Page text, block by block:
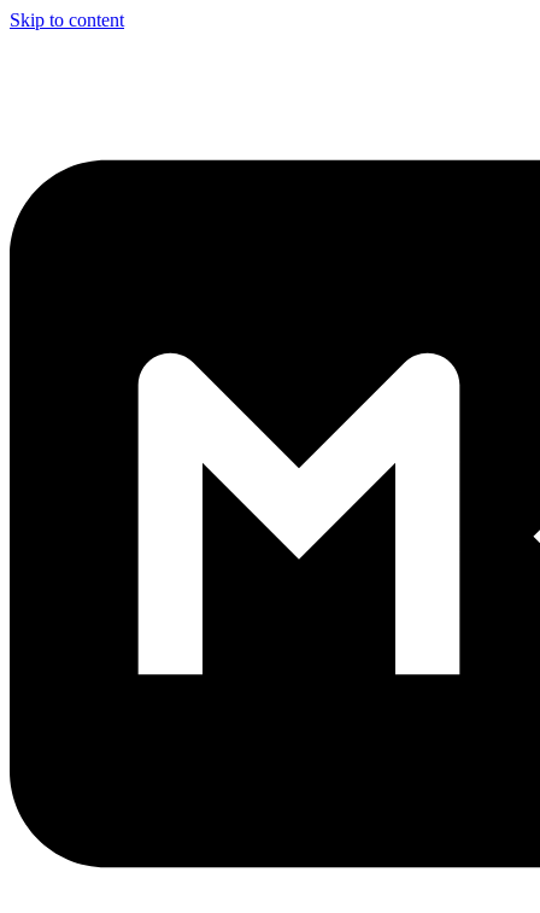
Skip to content